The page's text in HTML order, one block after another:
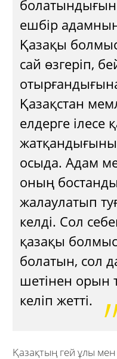
болатындығын
ешбір
Қазақы
сай өзгеріп,
Қазақстан
елдерге ілесе
осыда. Адам
оның
жалаулатып
келді. Сол
қазақы
болатын, сол
шетінен орын
келіп жетті.
Қазақтың гей ұлы